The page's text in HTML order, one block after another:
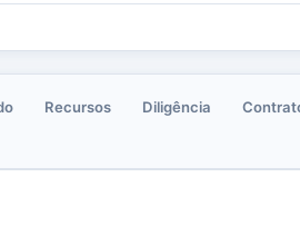
Recursos Diligência